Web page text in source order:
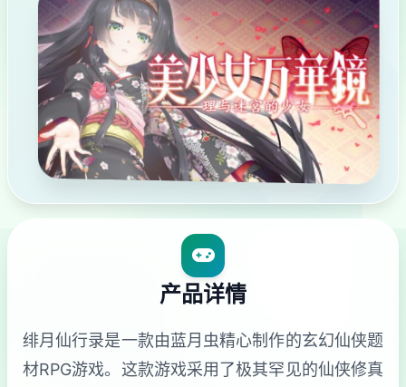
产品详情
绯月仙行录是一款由蓝月虫精心制作的玄幻仙侠题
材RPG游戏。这款游戏采用了极其罕见的仙侠修真